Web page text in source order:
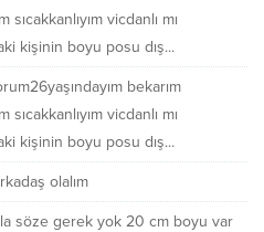
vicdanlı mı
kişinin boyu posu dış...
bekarım
vicdanlı mı
kişinin boyu posu dış...
olalım
söze gerek yok 20 cm boyu var